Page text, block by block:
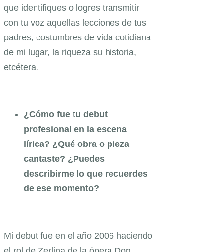
que identifiques o logres transmitir
con tu voz aquellas lecciones de tus
padres, costumbres de vida cotidiana
de mi lugar, la riqueza su historia,
etcétera.
¿Cómo fue tu debut
profesional en la escena
lírica? ¿Qué obra o pieza
cantaste? ¿Puedes
describirme lo que recuerdes
de ese momento?
Mi debut fue en el año 2006 haciendo